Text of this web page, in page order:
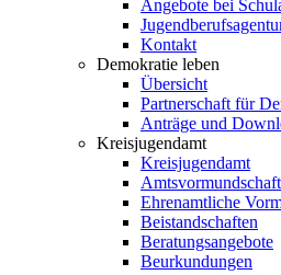
Angebote bei
Kontakt
Demokratie leben
Übersicht
Partnerschaft für
Anträge und
Kreisjugendamt
Kreisjugendamt
Ehrenamtliche
Beistandschaften
Beratungsangebote
Beurkundungen